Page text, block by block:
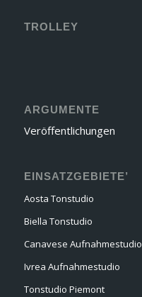
TROLLEY
ARGUMENTE
Veröffentlichungen
EINSATZGEBIETE’
Aosta Tonstudio
Biella Tonstudio
Canavese Aufnahmestudio
Ivrea Aufnahmestudio
Tonstudio Piemont